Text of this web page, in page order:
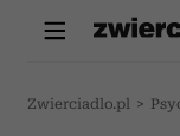
Zwierciadlo.pl >